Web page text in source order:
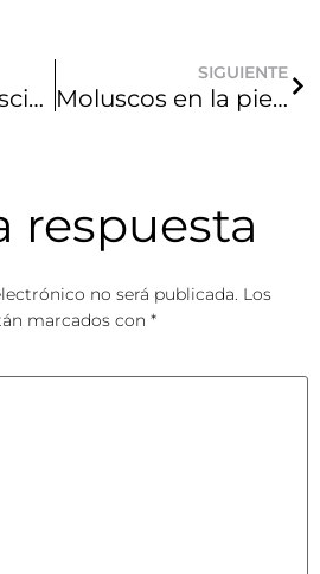
Plantas para Piscinas: La Guía Definitiva de Piscinas DTP para un Oasis de Ensueño
SIGUIENTE
Moluscos en la piel y piscina: ¿Qué son esas ‘verrugas de agua’ y cómo evitarlas?
respuesta
no será publicada. Los
marcados con *